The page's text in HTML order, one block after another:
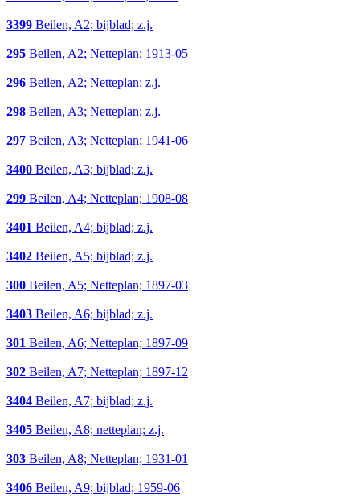
3399 Beilen, A2; bijblad; z.j.
295 Beilen, A2; Netteplan; 1913-05
296 Beilen, A2; Netteplan; z.j.
298 Beilen, A3; Netteplan; z.j.
297 Beilen, A3; Netteplan; 1941-06
3400 Beilen, A3; bijblad; z.j.
299 Beilen, A4; Netteplan; 1908-08
3401 Beilen, A4; bijblad; z.j.
3402 Beilen, A5; bijblad; z.j.
300 Beilen, A5; Netteplan; 1897-03
3403 Beilen, A6; bijblad; z.j.
301 Beilen, A6; Netteplan; 1897-09
302 Beilen, A7; Netteplan; 1897-12
3404 Beilen, A7; bijblad; z.j.
3405 Beilen, A8; netteplan; z.j.
303 Beilen, A8; Netteplan; 1931-01
3406 Beilen, A9; bijblad; 1959-06